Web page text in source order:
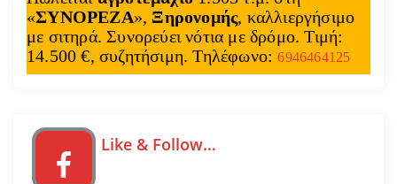
«ΣΥΝΟΡΕΖΑ», Ξηρονομής, καλλιεργήσιμο
με σιτηρά. Συνορεύει νότια με δρόμο. Τιμή:
14.500 €, συζητήσιμη. Τηλέφωνο:6946464125
Like & Follow…